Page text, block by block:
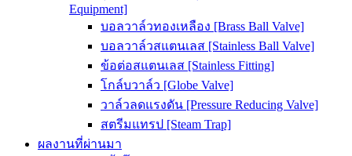
Equipment]
บอลวาล์วทองเหลือง [Brass Ball Valve]
บอลวาล์วสแตนเลส [Stainless Ball Valve]
ข้อต่อสแตนเลส [Stainless Fitting]
โกล์บวาล์ว [Globe Valve]
วาล์วลดแรงดัน [Pressure Reducing Valve]
สตรีมแทรป [Steam Trap]
ผลงานที่ผ่านมา